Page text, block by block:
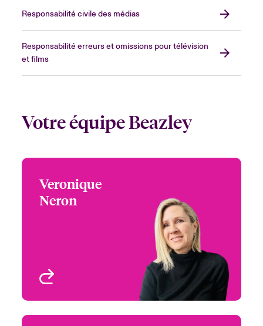
Responsabilité civile des médias
Responsabilité erreurs et omissions pour télévision
et films
Votre équipe Beazley
Veronique
Neron
Underwriter -
Entertainment
Montreal, Canada
+1 (514) 350 0172